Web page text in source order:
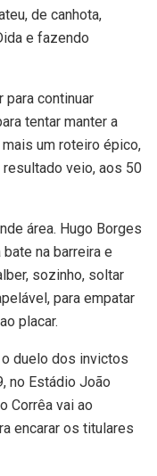
de canhota,
e fazendo
para continuar
tentar manter a
um roteiro épico,
veio, aos 50
área. Hugo Borges
na barreira e
sozinho, soltar
para empatar
placar.
duelo dos invictos
no Estádio João
Corrêa vai ao
encarar os titulares